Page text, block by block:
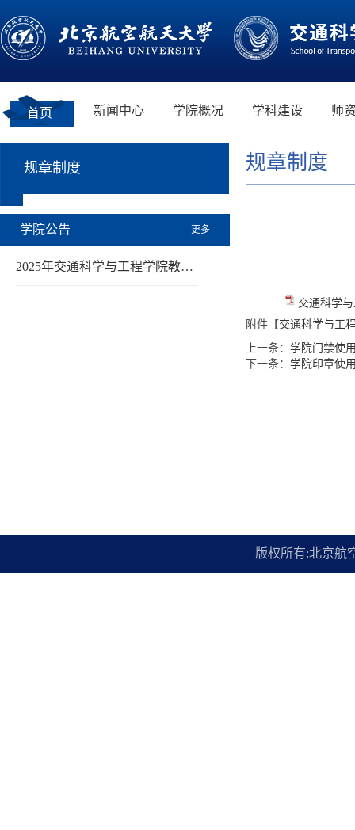
首页 新闻中心 学院概况 学科建设 师
规章制度
学院公告 更多
2025年交通科学与工程学院教…
规章制度
交通科学
附件【交通科学与工
上一条： 学院门禁使
下一条： 学院印章使
版权所有:北京航